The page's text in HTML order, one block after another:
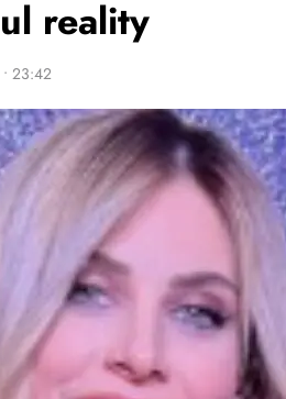
reality
23:42